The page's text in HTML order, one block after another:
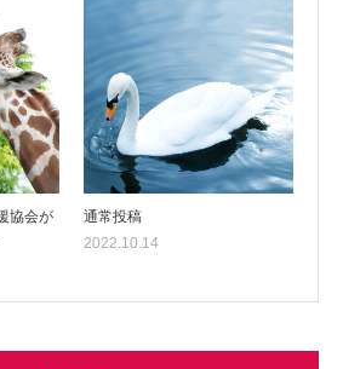
協会が
通常投稿
2022.10.14